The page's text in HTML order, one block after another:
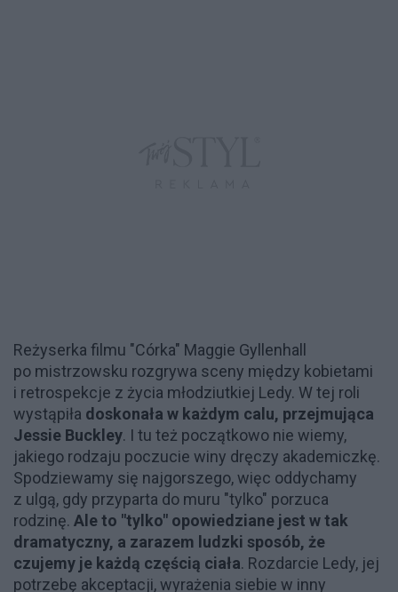
Reżyserka filmu "Córka" Maggie Gyllenhall
po mistrzowsku rozgrywa sceny między kobietami
i retrospekcje z życia młodziutkiej Ledy. W tej roli
wystąpiła doskonała w każdym calu, przejmująca
Jessie Buckley. I tu też początkowo nie wiemy,
jakiego rodzaju poczucie winy dręczy akademiczkę.
Spodziewamy się najgorszego, więc oddychamy
z ulgą, gdy przyparta do muru "tylko" porzuca
rodzinę. Ale to "tylko" opowiedziane jest w tak
dramatyczny, a zarazem ludzki sposób, że
czujemy je każdą częścią ciała. Rozdarcie Ledy, jej
potrzebę akceptacji, wyrażenia siebie w inny